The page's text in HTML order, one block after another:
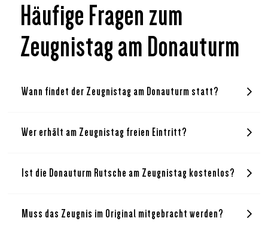
Häufige Fragen zum
Zeugnistag am Donauturm
Wann findet der Zeugnistag am Donauturm statt?
Wer erhält am Zeugnistag freien Eintritt?
Ist die Donauturm Rutsche am Zeugnistag kostenlos?
Muss das Zeugnis im Original mitgebracht werden?